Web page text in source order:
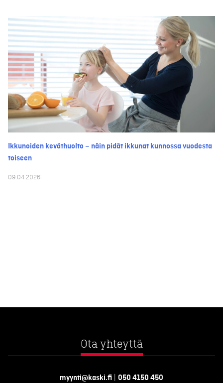
Ikkunoiden keväthuolto – näin pidät ikkunat kunnossa vuodesta
toiseen
09.04.2026
Ota yhteyttä
myynti@kaski.fi 050 4150 450